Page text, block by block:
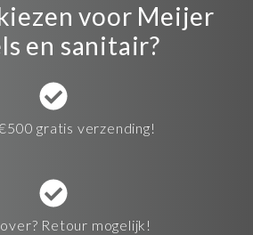
voor Meijer
en sanitair?
gratis verzending!
Retour mogelijk!